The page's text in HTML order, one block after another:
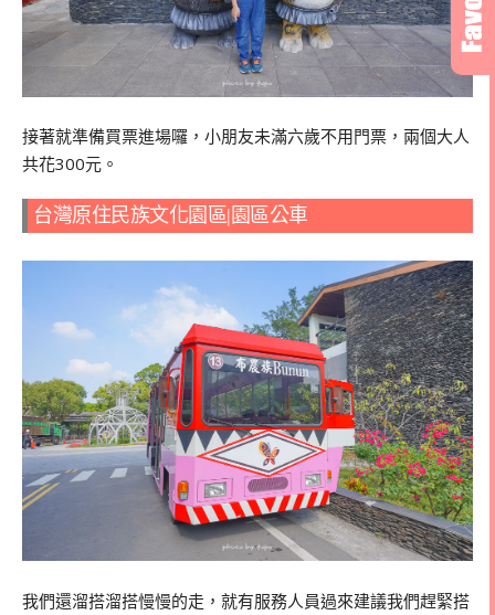
接著就準備買票進場囉，小朋友未滿六歲不用門票，兩個大人
共花300元。
台灣原住民族文化園區|園區公車
我們還溜搭溜搭慢慢的走，就有服務人員過來建議我們趕緊搭